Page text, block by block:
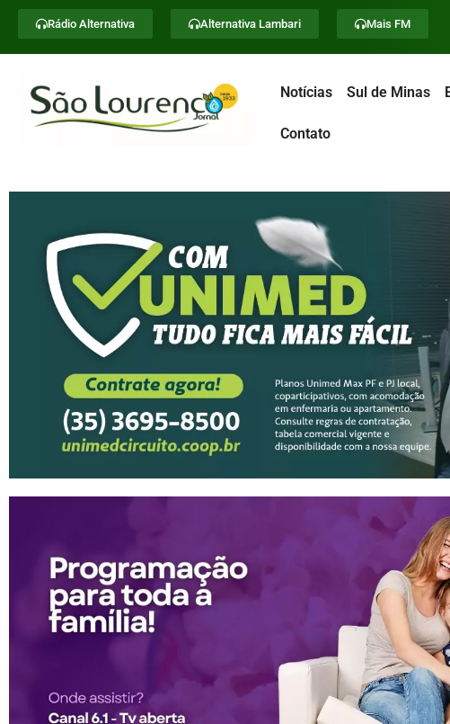
Rádio Alternativa Alternativa Lambari Mais FM
Notícias Sul de Minas
Contato